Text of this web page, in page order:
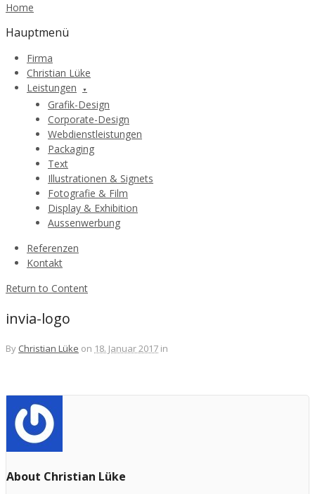
Home
Hauptmenü
Firma
Christian Lüke
Leistungen
Grafik-Design
Corporate-Design
Webdienstleistungen
Packaging
Text
Illustrationen & Signets
Fotografie & Film
Display & Exhibition
Aussenwerbung
Referenzen
Kontakt
Return to Content
invia-logo
By Christian Lüke on 18. Januar 2017 in
About Christian Lüke